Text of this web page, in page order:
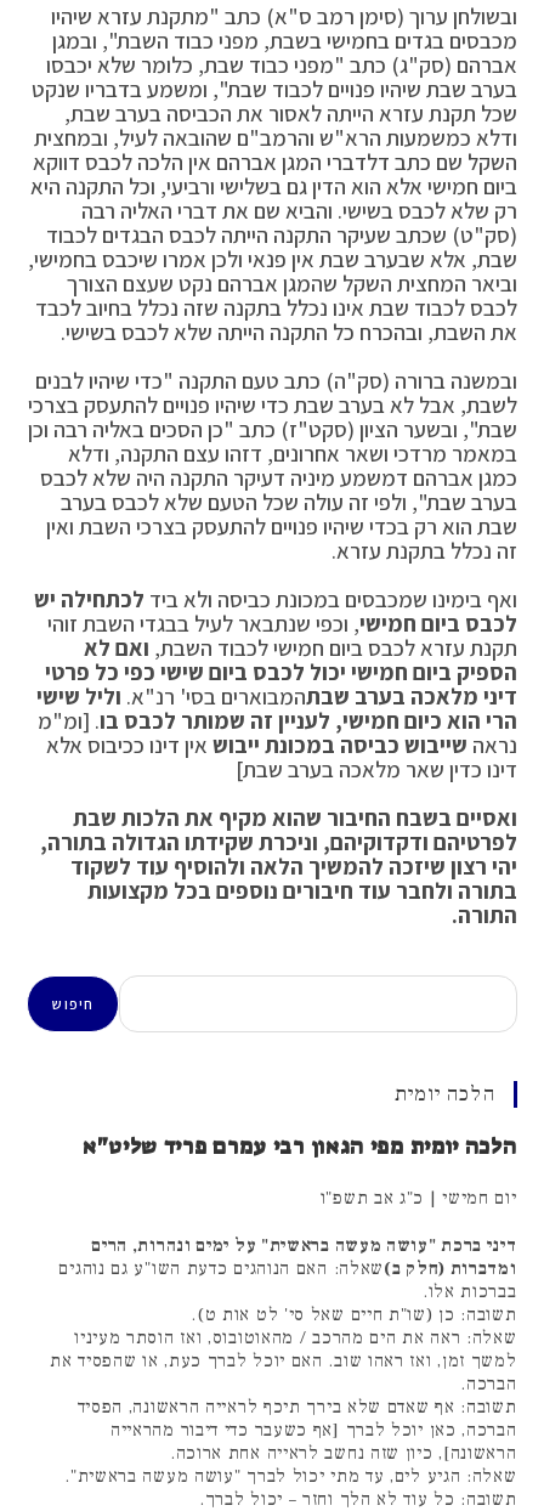
ובשולחן ערוך (סימן רמב ס"א) כתב "מתקנת עזרא שיהיו
מכבסים בגדים בחמישי בשבת, מפני כבוד השבת", ובמגן
אברהם (סק"ג) כתב "מפני כבוד שבת, כלומר שלא יכבסו
בערב שבת שיהיו פנויים לכבוד שבת", ומשמע בדבריו שנקט
שכל תקנת עזרא הייתה לאסור את הכביסה בערב שבת,
ודלא כמשמעות הרא"ש והרמב"ם שהובאה לעיל, ובמחצית
השקל שם כתב דלדברי המגן אברהם אין הלכה לכבס דווקא
ביום חמישי אלא הוא הדין גם בשלישי ורביעי, וכל התקנה היא
רק שלא לכבס בשישי. והביא שם את דברי האליה רבה
(סק"ט) שכתב שעיקר התקנה הייתה לכבס הבגדים לכבוד
שבת, אלא שבערב שבת אין פנאי ולכן אמרו שיכבס בחמישי,
וביאר המחצית השקל שהמגן אברהם נקט שעצם הצורך
לכבס לכבוד שבת אינו נכלל בתקנה שזה נכלל בחיוב לכבד
את השבת, ובהכרח כל התקנה הייתה שלא לכבס בשישי.
ובמשנה ברורה (סק"ה) כתב טעם התקנה "כדי שיהיו לבנים
לשבת, אבל לא בערב שבת כדי שיהיו פנויים להתעסק בצרכי
שבת", ובשער הציון (סקט"ז) כתב "כן הסכים באליה רבה וכן
במאמר מרדכי ושאר אחרונים, דזהו עצם התקנה, ודלא
כמגן אברהם דמשמע מיניה דעיקר התקנה היה שלא לכבס
בערב שבת", ולפי זה עולה שכל הטעם שלא לכבס בערב
שבת הוא רק בכדי שיהיו פנויים להתעסק בצרכי השבת ואין
זה נכלל בתקנת עזרא.
ואף בימינו שמכבסים במכונת כביסה ולא ביד לכתחילה יש
לכבס ביום חמישי, וכפי שנתבאר לעיל בבגדי השבת זוהי
תקנת עזרא לכבס ביום חמישי לכבוד השבת, ואם לא
הספיק ביום חמישי יכול לכבס ביום שישי כפי כל פרטי
דיני מלאכה בערב שבתהמבוארים בסי' רנ"א. וליל שישי
הרי הוא כיום חמישי, לעניין זה שמותר לכבס בו. [ומ"מ
נראה שייבוש כביסה במכונת ייבוש אין דינו ככיבוס אלא
דינו כדין שאר מלאכה בערב שבת]
ואסיים בשבח החיבור שהוא מקיף את הלכות שבת
לפרטיהם ודקדוקיהם, וניכרת שקידתו הגדולה בתורה,
יהי רצון שיזכה להמשיך הלאה ולהוסיף עוד לשקוד
בתורה ולחבר עוד חיבורים נוספים בכל מקצועות
התורה.
חיפוש
חיפוש
הלכה יומית
הלכה יומית מפי הגאון רבי עמרם פריד שליט"א
יום חמישי | כ"ג אב תשפ"ו
דיני ברכת "עושה מעשה בראשית" על ימים ונהרות, הרים
ומדברות (חלק ב)שאלה: האם הנוהגים כדעת השו"ע גם נוהגים
בברכות אלו.
תשובה: כן (שו"ת חיים שאל סי' לט אות ט).
שאלה: ראה את הים מהרכב / מהאוטובוס, ואז הוסתר מעיניו
למשך זמן, ואז ראהו שוב. האם יוכל לברך כעת, או שהפסיד את
הברכה.
תשובה: אף שאדם שלא בירך תיכף לראייה הראשונה, הפסיד
הברכה, כאן יוכל לברך [אף כשעבר כדי דיבור מהראייה
הראשונה], כיון שזה נחשב לראייה אחת ארוכה.
שאלה: הגיע לים, עד מתי יכול לברך "עושה מעשה בראשית".
תשובה: כל עוד לא הלך וחזר – יכול לברך.